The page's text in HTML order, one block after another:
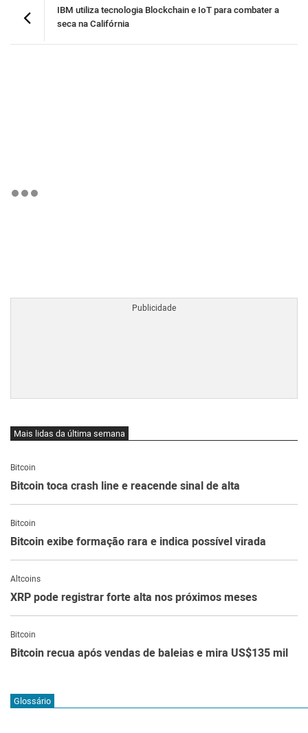
IBM utiliza tecnologia Blockchain e IoT para combater a
seca na Califórnia
Mais lidas da última semana
Bitcoin
Bitcoin toca crash line e reacende sinal de alta
Bitcoin
Bitcoin exibe formação rara e indica possível virada
Altcoins
XRP pode registrar forte alta nos próximos meses
Bitcoin
Bitcoin recua após vendas de baleias e mira US$135 mil
Glossário